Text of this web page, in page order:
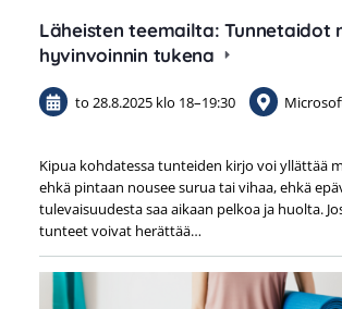
Läheisten teemailta: Tunnetaidot
hyvinvoinnin tukena
to 28.8.2025 klo 18–19:30
Kipua kohdatessa tunteiden kirjo voi yllättää
ehkä pintaan nousee surua tai vihaa, ehkä
tulevaisuudesta saa aikaan pelkoa ja huolta.
tunteet voivat herättää…